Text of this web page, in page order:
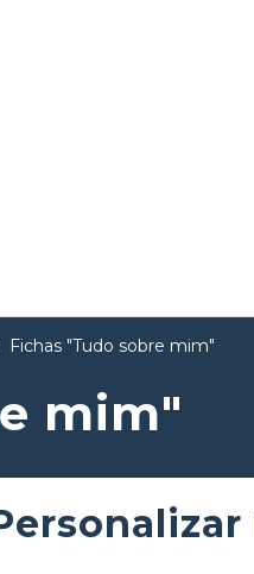
Fichas "Tudo sobre mim"
mim"